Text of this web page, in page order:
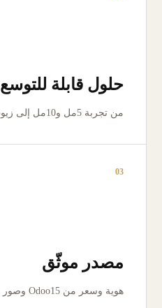
حلول قابلة للتوسع
من تجربة 5مل و10مل إلى زيوت 1 لتر وأجهزة التعطير.
03
مصدر موثّق
هوية وسعر من Odoo15 وصور جديدة معتمدة للموقع.